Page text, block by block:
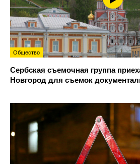
Общество
Сербская съемочная группа
Новгород для съемок